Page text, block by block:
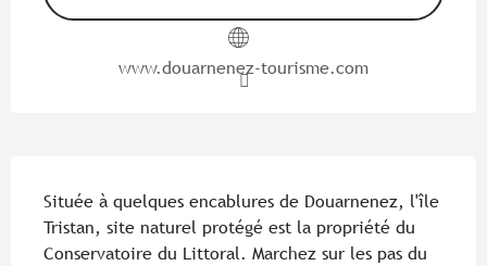
www.douarnenez-tourisme.com
Située à quelques encablures de Douarnenez, l'île
Tristan, site naturel protégé est la propriété du
Conservatoire du Littoral. Marchez sur les pas du